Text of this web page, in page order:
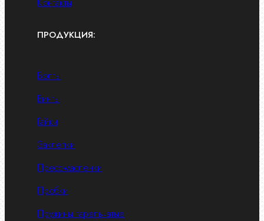
ПРОДУКЦИЯ:
Болты
Винты
Гайки
Заклепки
Пресс-масленки
Пробки
Пружины тарельчатые